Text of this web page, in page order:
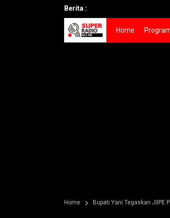
Berita :
Home
Home Bupati Yani Tegaskan JIIPE